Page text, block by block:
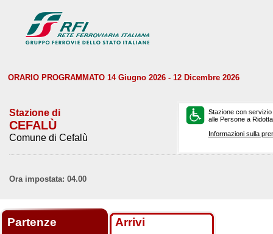
ORARIO PROGRAMMATO 14 Giugno 2026 - 12 Dicembre 2026
Stazione di
CEFALÙ
Comune di Cefalù
Stazione con
alle Persone a
Informazioni sulla
Ora impostata: 04.00
Partenze Arrivi